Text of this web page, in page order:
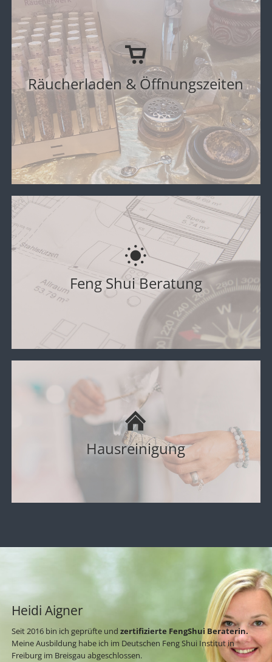
Heidi Aigner
Seit 2016 bin ich geprüfte und zertifizierte FengShui Beraterin.
Meine Ausbildung habe ich im Deutschen Feng Shui Institut in
Freiburg im Breisgau abgeschlossen.